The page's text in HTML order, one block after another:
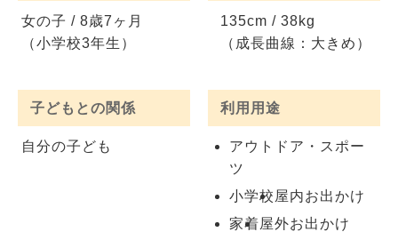
女の子 / 8歳7ヶ月
（小学校3年生）
135cm / 38kg
（成長曲線：大きめ）
子どもとの関係
自分の子ども
利用用途
アウトドア・スポー
ツ
小学校 屋内お出かけ
家着屋外お出かけ